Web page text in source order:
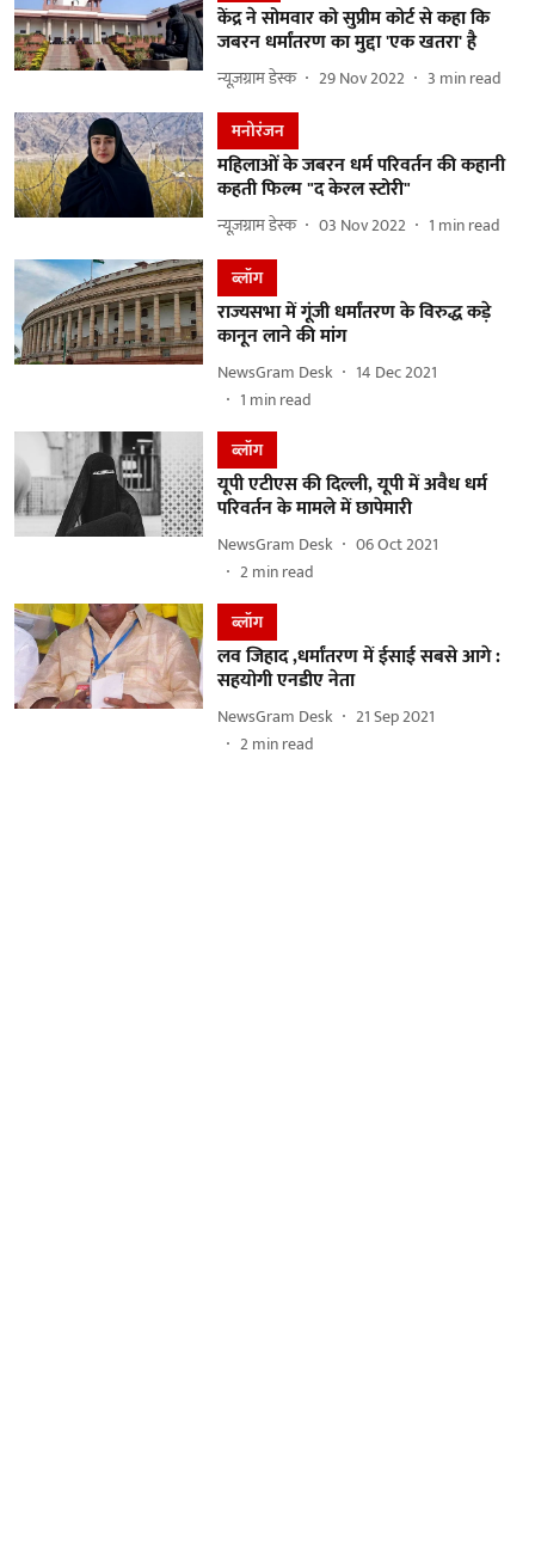
केंद्र ने सोमवार को सुप्रीम कोर्ट से कहा कि
जबरन धर्मांतरण का मुद्दा 'एक खतरा' है
न्यूज़ग्राम डेस्क 29 Nov 2022 3 min read
मनोरंजन
महिलाओं के जबरन धर्म परिवर्तन की कहानी
कहती फिल्म "द केरल स्टोरी"
न्यूज़ग्राम डेस्क 03 Nov 2022 1 min read
ब्लॉग
राज्यसभा में गूंजी धर्मांतरण के विरुद्ध कड़े
कानून लाने की मांग
NewsGram Desk
14 Dec 2021
1 min read
ब्लॉग
यूपी एटीएस की दिल्ली, यूपी में अवैध धर्म
परिवर्तन के मामले में छापेमारी
NewsGram Desk
06 Oct 2021
2min read
ब्लॉग
लव जिहाद ,धर्मांतरण में ईसाई सबसे आगे :
सहयोगी एनडीए नेता
NewsGram Desk
21 Sep 2021
2min read